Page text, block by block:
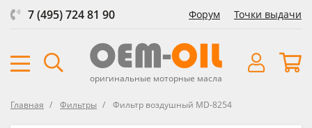
7 (495) 724 81 90 Форум Точки выдачи
оригинальные моторные масла
Главная Фильтры Фильтр воздушный MD-8254